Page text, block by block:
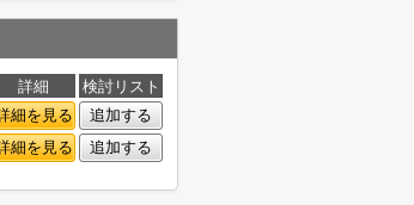
詳細
検討リスト
細を見る
追加する
細を見る 追加する